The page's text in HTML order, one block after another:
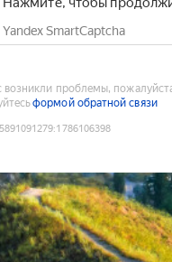
Yandex SmartCaptcha
возникли проблемы,
формой обратной связи
:1786106398